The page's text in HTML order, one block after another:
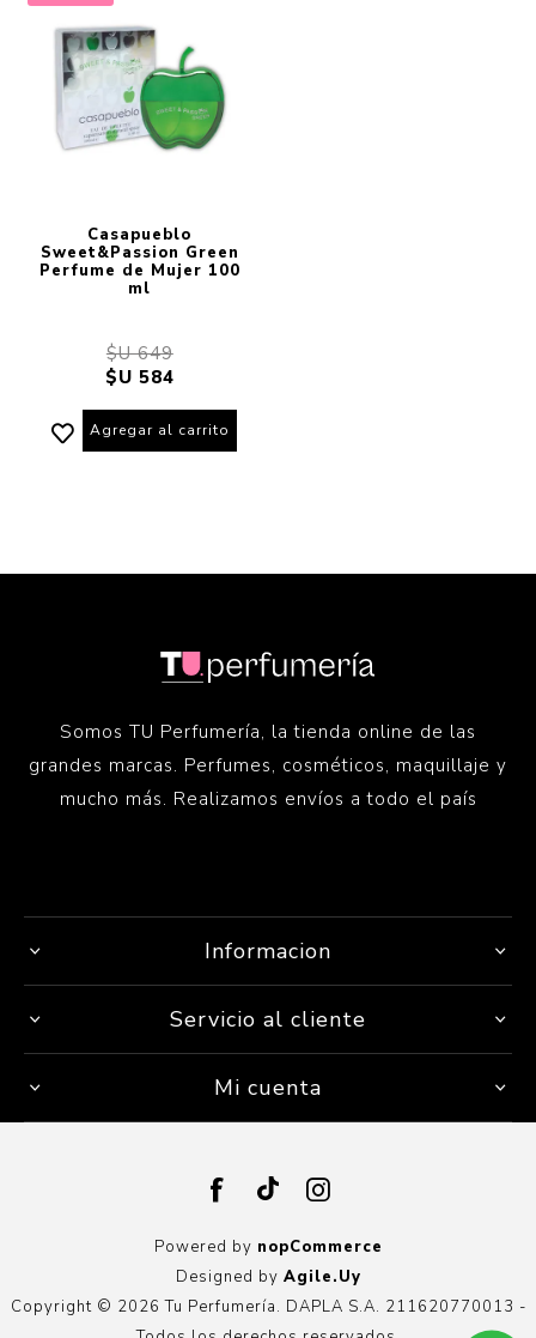
Casapueblo
Sweet&Passion Green
Perfume de Mujer 100
ml
$U 649
$U 584
Agregar al carrito
Somos TU Perfumería, la tienda online de las
grandes marcas. Perfumes, cosméticos, maquillaje y
mucho más. Realizamos envíos a todo el país
Informacion
Servicio al cliente
Mi cuenta
Powered by nopCommerce
Designed by Agile.Uy
Copyright © 2026 Tu Perfumería. DAPLA S.A. 211620770013 -